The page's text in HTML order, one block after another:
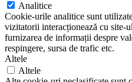
Analitice
Cookie-urile analitice sunt
vizitatorii interacționează cu site-
furnizarea de informații despre
respingere, sursa de trafic etc.
Altele
Altele